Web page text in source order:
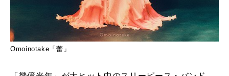
Omoinotake「蕾」